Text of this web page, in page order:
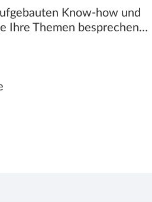
Know-how und
Ihre Themen besprechen…